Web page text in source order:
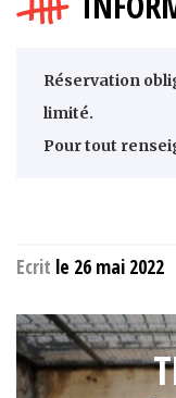
Réservation
limité.
Pour tout
Ecrit le 26 mai 2022